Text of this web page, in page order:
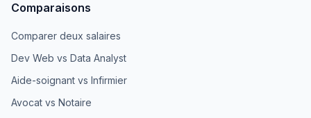
Comparaisons
Comparer deux salaires
Dev Web vs Data Analyst
Aide-soignant vs Infirmier
Avocat vs Notaire